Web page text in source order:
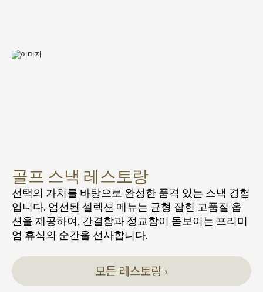
골프 스낵 레스토랑
선택의 가치를 바탕으로 완성한 품격 있는 스낵 경험
입니다. 엄선된 셀렉션 메뉴는 균형 잡힌 고품질 옵
션을 제공하여, 간결함과 정교함이 돋보이는 프리미
엄 휴식의 순간을 선사합니다.
모든 레스토랑 ›